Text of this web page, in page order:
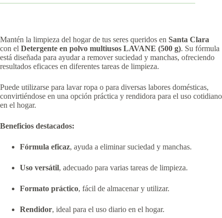
Mantén la limpieza del hogar de tus seres queridos en Santa Clara
con el Detergente en polvo multiusos LAVANE (500 g). Su fórmula
está diseñada para ayudar a remover suciedad y manchas, ofreciendo
resultados eficaces en diferentes tareas de limpieza.
Puede utilizarse para lavar ropa o para diversas labores domésticas,
convirtiéndose en una opción práctica y rendidora para el uso cotidiano
en el hogar.
Beneficios destacados:
Fórmula eficaz, ayuda a eliminar suciedad y manchas.
Uso versátil, adecuado para varias tareas de limpieza.
Formato práctico, fácil de almacenar y utilizar.
Rendidor, ideal para el uso diario en el hogar.